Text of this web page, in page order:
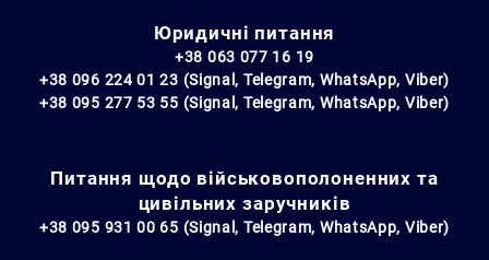
Юридичні питання
+38 063 077 16 19
+38 096 224 01 23 (Signal, Telegram, WhatsApp, Viber)
+38 095 277 53 55 (Signal, Telegram, WhatsApp, Viber)
Питання щодо військовополоненних та
цивільних заручників
+38 095 931 00 65 (Signal, Telegram, WhatsApp, Viber)